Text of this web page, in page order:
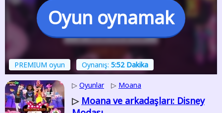
Oyun oynamak
PREMIUM oyun Oynanış: 5:52 Dakika
▷ Oyunlar ▷ Moana
▷ Moana ve arkadaşları: Disney